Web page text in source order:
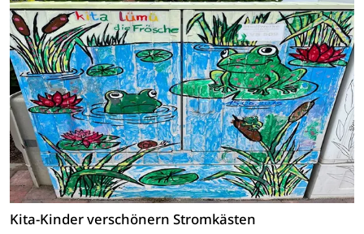
Kita-Kinder verschönern Stromkästen